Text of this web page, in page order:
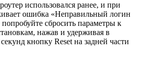
использовался ранее, и при
ошибка «Неправильный логин
сбросить параметры к
нажав и удерживая в
кнопку Reset на задней части